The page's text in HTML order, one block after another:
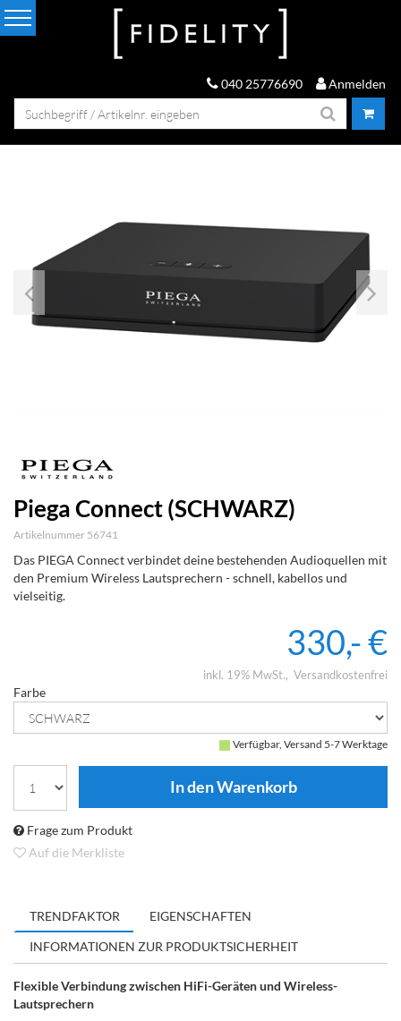
040 25776690 Anmelden
Piega Connect (SCHWARZ)
Artikelnummer 56741
Das PIEGA Connect verbindet deine bestehenden Audioquellen mit
den Premium Wireless Lautsprechern - schnell, kabellos und
vielseitig.
330,- €
inkl. 19% MwSt. Versandkostenfrei
Farbe
Verfügbar, Versand 5-7 Werktage
Frage zum Produkt
Auf die Merkliste
TRENDFAKTOR
EIGENSCHAFTEN
INFORMATIONEN ZUR PRODUKTSICHERHEIT
Flexible Verbindung zwischen HiFi-Geräten und Wireless-
Lautsprechern